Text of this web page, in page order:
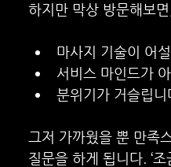
하지만 막상 방문해보면,
마사지 기술이 어
서비스 마인드가
분위기가 거슬립니
그저 가까웠을 뿐 만족
질문을 하게 됩니다. ‘